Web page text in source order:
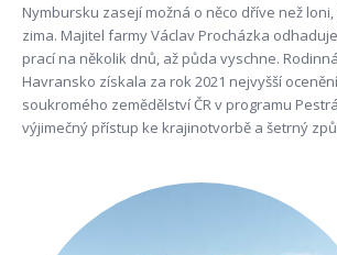
Nymbursku zasejí možná o něco dříve než
zima. Majitel farmy Václav Procházka
prací na několik dnů, až půda vyschne.
Havransko získala za rok 2021 nejvyšší
soukromého zemědělství ČR v programu
výjimečný přístup ke krajinotvorbě a šetrný